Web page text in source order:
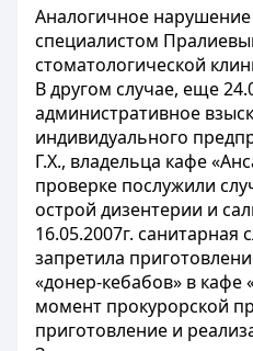
Аналогичное
специалистом
стоматологической
В другом случае, еще
административное
индивидуального
Г.Х., владельца кафе
проверке послужили
острой дизентерии и
16.05.2007г. санитарная
запретила
«донер-кебабов» в кафе
момент прокурорской
приготовление и